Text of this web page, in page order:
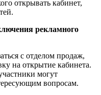
открывать кабинет,
рекламного
с отделом продаж,
на открытие кабинета.
могут
вопросам.